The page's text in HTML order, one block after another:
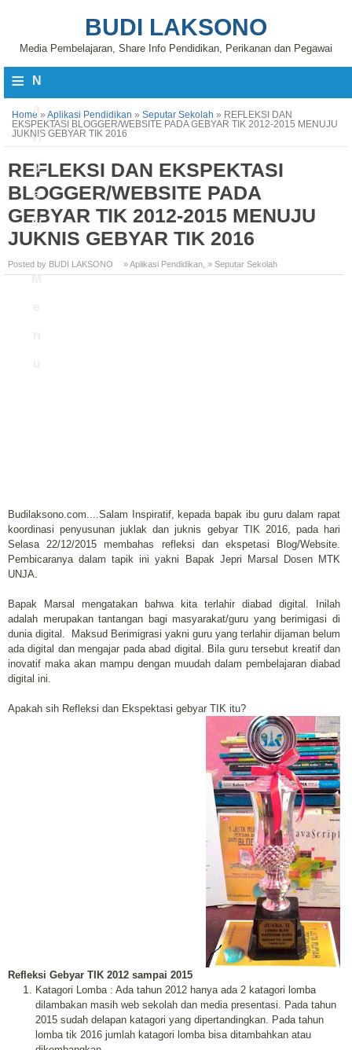
BUDI LAKSONO
Media Pembelajaran, Share Info Pendidikan, Perikanan dan Pegawai
≡ N
vi
g
a
si
M
Home » Aplikasi Pendidikan » Seputar Sekolah » REFLEKSI DAN
EKSPEKTASI BLOGGER/WEBSITE PADA GEBYAR TIK 2012-2015 MENUJU
JUKNIS GEBYAR TIK 2016
REFLEKSI DAN EKSPEKTASI
BLOGGER/WEBSITE PADA
GEBYAR TIK 2012-2015 MENUJU
JUKNIS GEBYAR TIK 2016
Posted by BUDI LAKSONO » Aplikasi Pendidikan » Seputar Sekolah
Budilaksono.com....Salam Inspiratif, kepada bapak ibu guru dalam rapat
koordinasi penyusunan juklak dan juknis gebyar TIK 2016, pada hari
Selasa 22/12/2015 membahas refleksi dan ekspetasi Blog/Website.
Pembicaranya dalam tapik ini yakni Bapak Jepri Marsal Dosen MTK
UNJA.
Bapak Marsal mengatakan bahwa kita terlahir diabad digital. Inilah
adalah merupakan tantangan bagi masyarakat/guru yang berimigasi di
dunia digital. Maksud Berimigrasi yakni guru yang terlahir dijaman belum
ada digital dan mengajar pada abad digital. Bila guru tersebut kreatif dan
inovatif maka akan mampu dengan muudah dalam pembelajaran diabad
digital ini.
Apakah sih Refleksi dan Ekspektasi gebyar TIK itu?
Refleksi Gebyar TIK 2012 sampai 2015
Katagori Lomba : Ada tahun 2012 hanya ada 2 katagori lomba
dilambakan masih web sekolah dan media presentasi. Pada tahun
2015 sudah delapan katagori yang dipertandingkan. Pada tahun
lomba tik 2016 jumlah katagori lomba bisa ditambahkan atau